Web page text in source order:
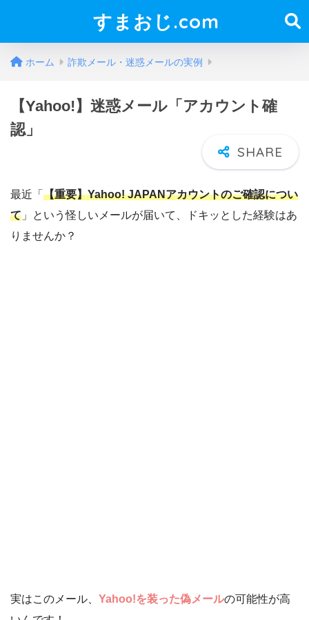
すまおじ.com
ホーム 詐欺メール・迷惑メールの実例
【Yahoo!】迷惑メール「アカウント確
認」
最近「 【重要】Yahoo! JAPANアカウントのご確認につい
て 」という怪しいメールが届いて、ドキッとした経験はあ
りませんか？
実はこのメール、 Yahoo!を装った偽メールの可能性が高